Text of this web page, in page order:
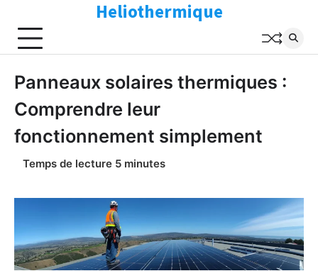
content
Heliothermique
Panneaux solaires thermiques :
Comprendre leur
fonctionnement simplement